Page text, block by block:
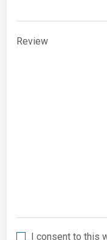
Review
I consent to this